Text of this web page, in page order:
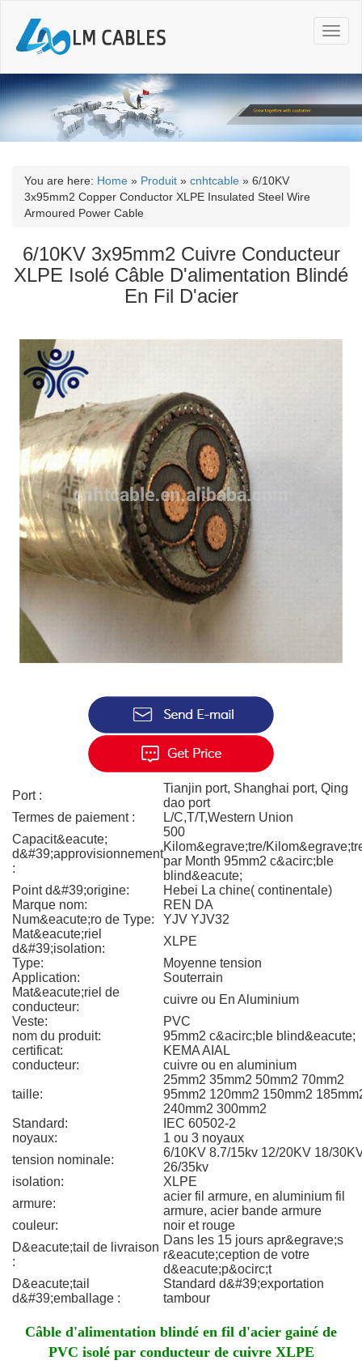
T
o
g
l
n
a
o
n
You are here: Home » Produit » cnhtcable » 6/10KV
3x95mm2 Copper Conductor XLPE Insulated Steel Wire
Armoured Power Cable
6/10KV 3x95mm2 Cuivre Conducteur
XLPE Isolé Câble D'alimentation Blindé
En Fil D'acier
Port :
Tianjin port, Shanghai port, Qing
dao port
Termes de paiement :
L/C,T/T,Western Union
Capacit&eacute;
d&#39;approvisionnement
:
500
Kilom&egrave;tre/
par Month 95mm2 c&acirc;ble
blind&eacute;
Point d&#39;origine:
Hebei La chine( continentale)
Marque nom:
REN DA
Num&eacute;ro de Type:
YJV YJV32
Mat&eacute;riel
d&#39;isolation:
XLPE
Type:
Moyenne tension
Application:
Souterrain
Mat&eacute;riel de
conducteur:
cuivre ou En Aluminium
Veste:
PVC
nom du produit:
95mm2 c&acirc;ble blind&eacute;
certificat:
KEMA AIAL
conducteur:
cuivre ou en aluminium
taille:
25mm2 35mm2 50mm2 70mm2
95mm2 120mm2 150mm2
240mm2 300mm2
Standard:
IEC 60502-2
noyaux:
1 ou 3 noyaux
tension nominale:
6/10KV 8.7/15kv 12/20KV 18/
26/35kv
isolation:
XLPE
armure:
acier fil armure, en aluminium fil
armure, acier bande armure
couleur:
noir et rouge
D&eacute;tail de livraison
:
Dans les 15 jours apr&egrave;s
r&eacute;ception de votre
d&eacute;p&ocirc;t
D&eacute;tail
d&#39;emballage :
Standard d&#39;exportation
tambour
Câble d'alimentation blindé en fil d'acier gainé de
PVC isolé par conducteur de cuivre XLPE